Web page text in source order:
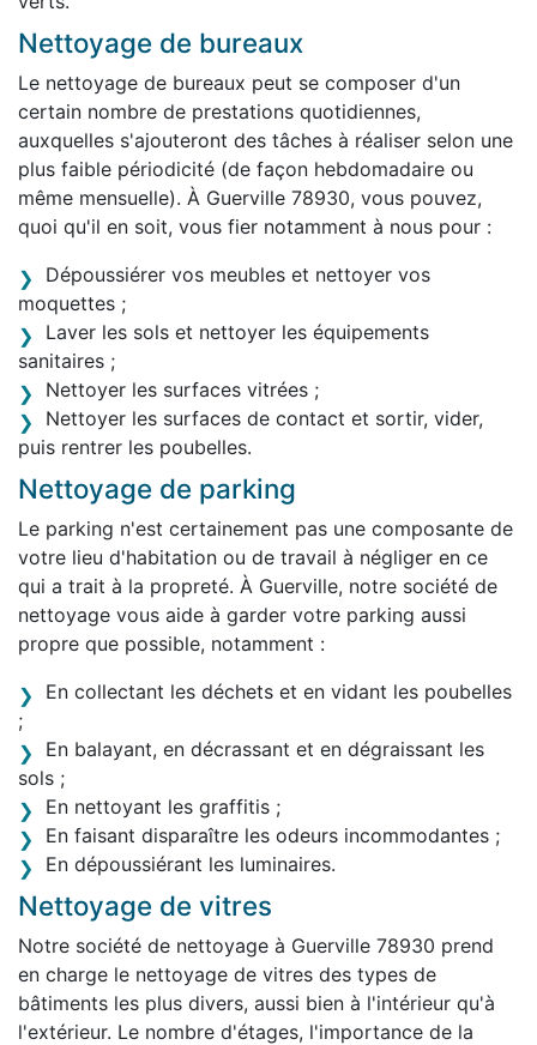
Nettoyage de bureaux
Le nettoyage de bureaux peut se composer d'un
certain nombre de prestations quotidiennes,
auxquelles s'ajouteront des tâches à réaliser selon une
plus faible périodicité (de façon hebdomadaire ou
même mensuelle). À Guerville 78930, vous pouvez,
quoi qu'il en soit, vous fier notamment à nous pour :
Dépoussiérer vos meubles et nettoyer vos
moquettes ;
Laver les sols et nettoyer les équipements
sanitaires ;
Nettoyer les surfaces vitrées ;
Nettoyer les surfaces de contact et sortir, vider,
puis rentrer les poubelles.
Nettoyage de parking
Le parking n'est certainement pas une composante de
votre lieu d'habitation ou de travail à négliger en ce
qui a trait à la propreté. À Guerville, notre société de
nettoyage vous aide à garder votre parking aussi
propre que possible, notamment :
En collectant les déchets et en vidant les poubelles
;
En balayant, en décrassant et en dégraissant les
sols ;
En nettoyant les graffitis ;
En faisant disparaître les odeurs incommodantes ;
En dépoussiérant les luminaires.
Nettoyage de vitres
Notre société de nettoyage à Guerville 78930 prend
en charge le nettoyage de vitres des types de
bâtiments les plus divers, aussi bien à l'intérieur qu'à
l'extérieur. Le nombre d'étages, l'importance de la